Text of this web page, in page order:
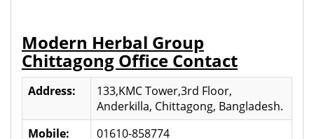
Modern Herbal Group
Chittagong Office Contact
Address:
133,KMC Tower,3rd Floor,
Anderkilla, Chittagong, Bangladesh.
Mobile:
01610-858774